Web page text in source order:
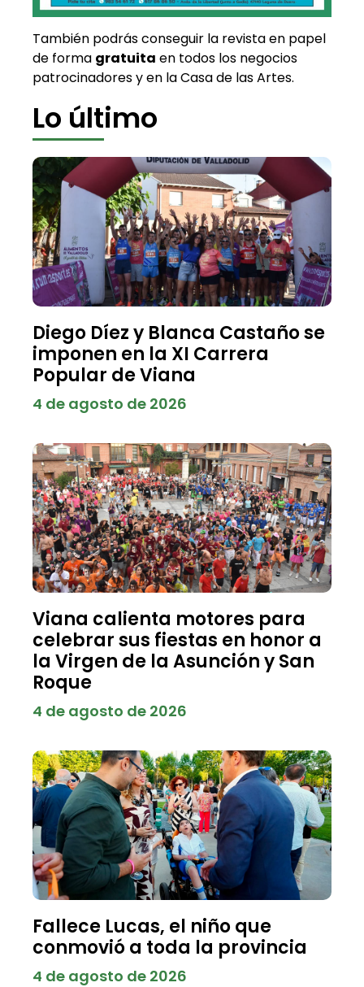
También podrás conseguir la revista en papel
de forma gratuita en todos los negocios
patrocinadores y en la Casa de las Artes.
Lo último
Diego Díez y Blanca Castaño se
imponen en la XI Carrera
Popular de Viana
4 de agosto de 2026
Viana calienta motores para
celebrar sus fiestas en honor a
la Virgen de la Asunción y San
Roque
4 de agosto de 2026
Fallece Lucas, el niño que
conmovió a toda la provincia
4 de agosto de 2026